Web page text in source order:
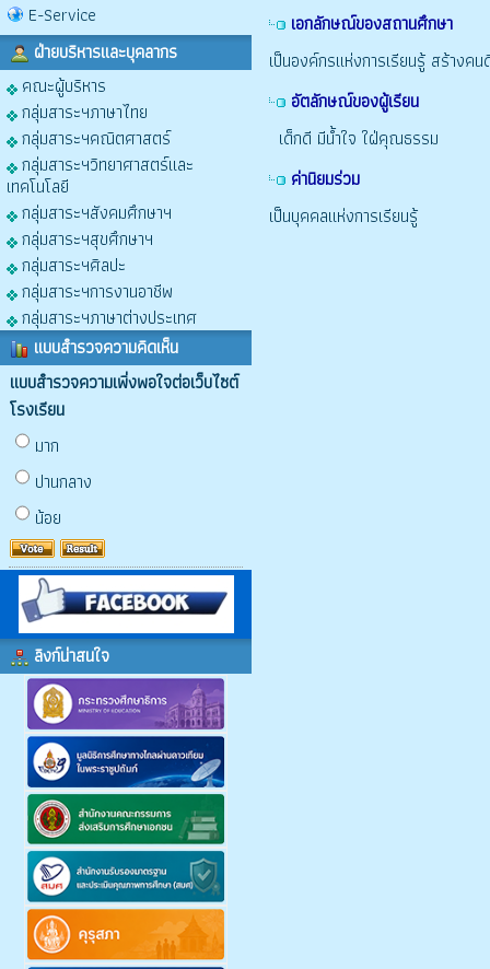
E-Service
ฝ่ายบริหารและบุคลากร
คณะผู้บริหาร
กลุ่มสาระฯภาษาไทย
กลุ่มสาระฯคณิตศาสตร์
กลุ่มสาระฯวิทยาศาสตร์และ
เทคโนโลยี
กลุ่มสาระฯสังคมศึกษาฯ
กลุ่มสาระฯสุขศึกษาฯ
กลุ่มสาระฯศิลปะ
กลุ่มสาระฯการงานอาชีพ
กลุ่มสาระฯภาษาต่างประเทศ
แบบสำรวจความคิดเห็น
แบบสำรวจความเพิ่งพอใจต่อเว็บไซต์
โรงเรียน
มาก
ปานกลาง
น้อย
ลิงก์น่าสนใจ
เอกลักษณ์ของสถานศึกษา
เป็นองค์กรแห่งการเรียนรู้ สร้างค
อัตลักษณ์ของผู้เรียน
เด็กดี มีน้ำใจ ใฝ่คุณธรรม
ค่านิยมร่วม
เป็นบุคคลแห่งการเรียนรู้